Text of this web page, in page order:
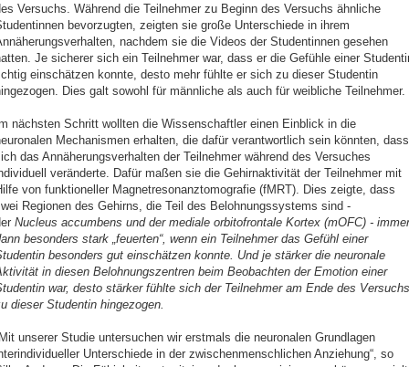
Versuchs. Während die Teilnehmer zu Beginn des Versuchs ähnliche
bevorzugten, zeigten sie große Unterschiede in ihrem
nachdem sie die Videos der Studentinnen gesehen
Je sicherer sich ein Teilnehmer war, dass er die Gefühle einer
einschätzen konnte, desto mehr fühlte er sich zu dieser Studentin
Dies galt sowohl für männliche als auch für weibliche Teilnehmer.
nächsten Schritt wollten die Wissenschaftler einen Einblick in die
Mechanismen erhalten, die dafür verantwortlich sein könnten, dass
das Annäherungsverhalten der Teilnehmer während des Versuches
veränderte. Dafür maßen sie die Gehirnaktivität der Teilnehmer mit
von funktioneller Magnetresonanztomografie (fMRT). Dies zeigte, dass
Regionen des Gehirns, die Teil des Belohnungssystems sind -
Nucleus accumbens und der mediale orbitofrontale Kortex (mOFC) - immer
besonders stark „feuerten“, wenn ein Teilnehmer das Gefühl einer
besonders gut einschätzen konnte. Und je stärker die neuronale
in diesen Belohnungszentren beim Beobachten der Emotion einer
war, desto stärker fühlte sich der Teilnehmer am Ende des Versuchs
dieser Studentin hingezogen.
unserer Studie untersuchen wir erstmals die neuronalen Grundlagen
Unterschiede in der zwischenmenschlichen Anziehung“, so